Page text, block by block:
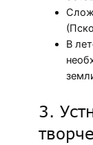
В
3.